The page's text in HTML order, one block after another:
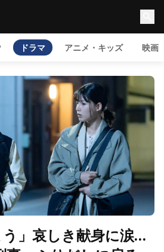
ドラマ アニメ・キッズ 映画
う」哀しき献身に涙…